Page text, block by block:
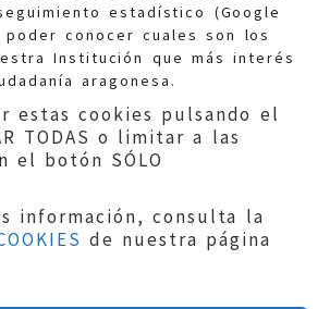
estadístico (Google
conocer cuales son los
Institución que más interés
aragonesa.
estas cookies pulsando el
TODAS o limitar a las
el botón SÓLO
información, consulta la
de nuestra página
general:
900 210 210/
|Política de privacidad|
Datos